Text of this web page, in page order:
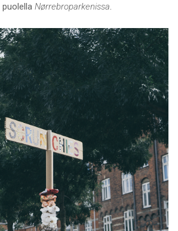
puolella Nørrebroparkenissa.